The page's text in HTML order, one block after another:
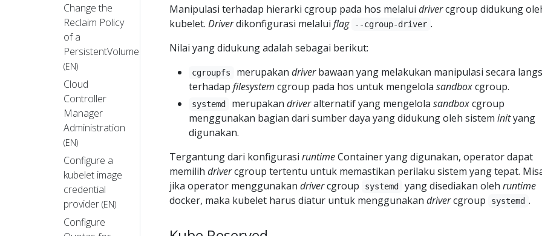
Change the
Reclaim Policy
of a
PersistentVolume
(EN)
Cloud
Controller
Manager
Administration
(EN)
Configure a
kubelet image
credential
provider (EN)
Configure
Manipulasi terhadap hierarki cgroup pada hos melalui drivercgroup didukung
kubelet. Driverdikonfigurasi melalui flag --cgroup-driver .
Nilai yang didukung adalah sebagai berikut:
cgroupfs merupakan driverbawaan yang melakukan manipulasi secara
terhadap filesystem cgroup pada hos untuk mengelola sandboxcgroup.
systemd merupakan driveralternatif yang mengelola sandboxcgroup
menggunakan bagian dari sumber daya yang didukung oleh sistem inityang
digunakan.
Tergantung dari konfigurasi runtimeContainer yang digunakan, operator dapat
memilih drivercgroup tertentu untuk memastikan perilaku sistem yang tepat.
jika operator menggunakan drivercgroup systemd yang disediakan oleh runtime
docker, maka kubelet harus diatur untuk menggunakan drivercgroup systemd .